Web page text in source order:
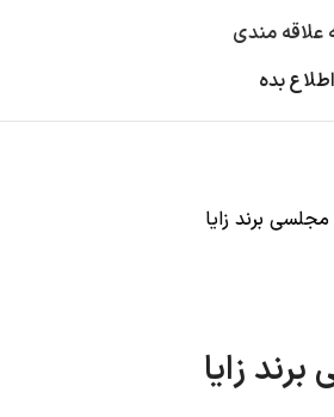
علاقه مندی
بده
برند زایا
زایا